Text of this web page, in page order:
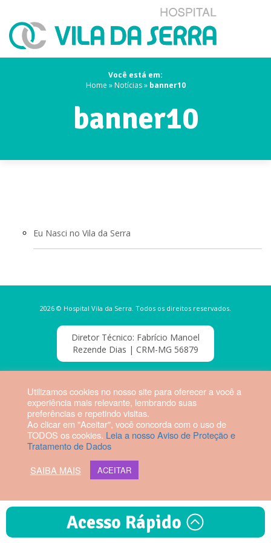
Você está em:
Home »Notícias» banner10
banner10
Eu Nasci no Vila da Serra
Utilizamos cookies no nosso site para oferecer a você a
experiência mais relevante, lembrando suas
preferências e repetindo visitas.
Ao clicar em "Aceitar", você concorda com o uso de
TODOS os cookies. Leia a nosso Aviso de Proteção e
Tratamento de Dados
SAIBA MAIS
ACEITAR
2026 © Hospital Vila da Serra. Todos os direitos reservados.
Diretor Técnico: Fabrício Manoel
Rezende Dias | CRM-MG 56879
Acesso Rápido